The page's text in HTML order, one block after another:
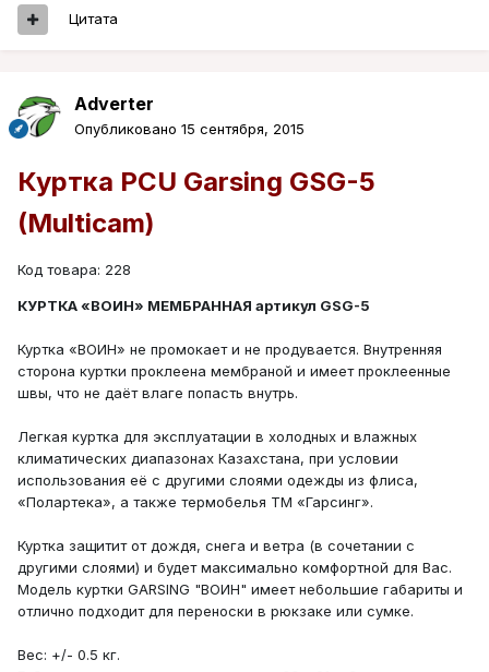
Цитата
Adverter
Опубликовано 15 сентября, 2015
Куртка PCU Garsing GSG-5
(Multicam)
Код товара: 228
КУРТКА «ВОИН» МЕМБРАННАЯ артикул GSG-5
Куртка «ВОИН» не промокает и не продувается. Внутренняя
сторона куртки проклеена мембраной и имеет проклеенные
швы, что не даёт влаге попасть внутрь.
Легкая куртка для эксплуатации в холодных и влажных
климатических диапазонах Казахстана, при условии
использования её с другими слоями одежды из флиса,
«Полартека», а также термобелья ТМ «Гарсинг».
Куртка защитит от дождя, снега и ветра (в сочетании с
другими слоями) и будет максимально комфортной для Вас.
Модель куртки GARSING "ВОИН" имеет небольшие габариты и
отлично подходит для переноски в рюкзаке или сумке.
Вес: +/- 0.5 кг.